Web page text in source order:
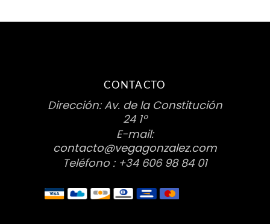
CONTACTO
Dirección: Av. de la Constitución
24 1º
E-mail:
contacto@vegagonzalez.com
Teléfono : +34 606 98 84 01